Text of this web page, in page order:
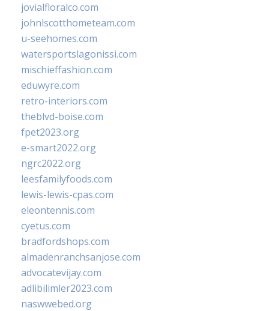
jovialfloralco.com
johnlscotthometeam.com
u-seehomes.com
watersportslagonissi.com
mischieffashion.com
eduwyre.com
retro-interiors.com
theblvd-boise.com
fpet2023.org
e-smart2022.org
ngrc2022.org
leesfamilyfoods.com
lewis-lewis-cpas.com
eleontennis.com
cyetus.com
bradfordshops.com
almadenranchsanjose.com
advocatevijay.com
adlibilimler2023.com
naswwebed.org